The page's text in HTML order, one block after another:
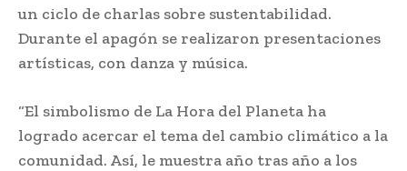
un ciclo de charlas sobre sustentabilidad.
Durante el apagón se realizaron presentaciones
artísticas, con danza y música.
“El simbolismo de La Hora del Planeta ha
logrado acercar el tema del cambio climático a la
comunidad. Así, le muestra año tras año a los